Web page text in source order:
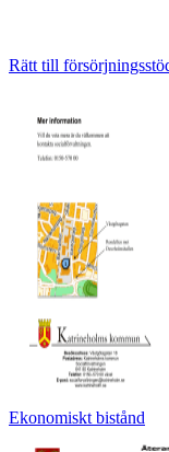
Rätt till
Ekonomiskt bistånd